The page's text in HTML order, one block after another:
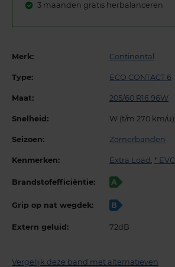
3 maanden gratis herbalanceren
Merk: Continental
Type: ECO CONTACT 6
Maat: 205/60 R16 96W
Snelheid: W (t/m 270 km/u)
Seizoen: Zomerbanden
Kenmerken: Extra Load * EVC
Brandstofefficiëntie: A
Grip op nat wegdek: B
Extern geluid: 72dB
Vergelijk deze band met alternatieven